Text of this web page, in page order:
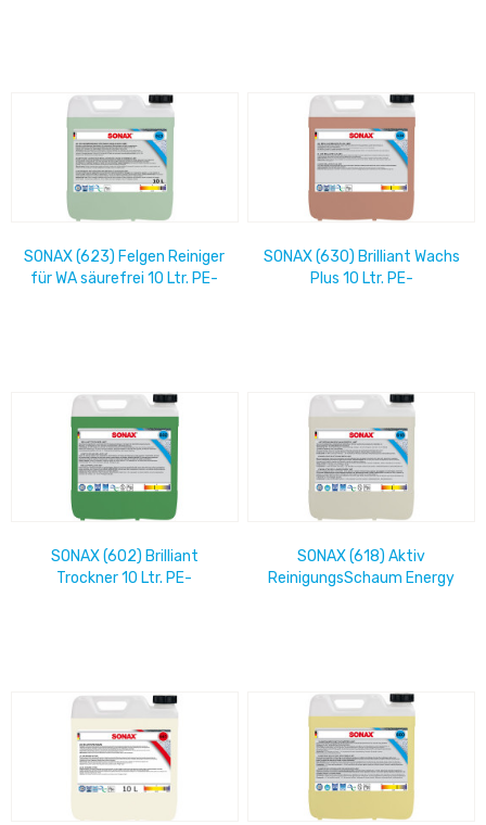
SONAX (623) Felgen Reiniger
für WA säurefrei 10 Ltr. PE-
SONAX (630) Brilliant Wachs
Plus 10 Ltr. PE-
SONAX (602) Brilliant
Trockner 10 Ltr. PE-
SONAX (618) Aktiv
ReinigungsSchaum Energy